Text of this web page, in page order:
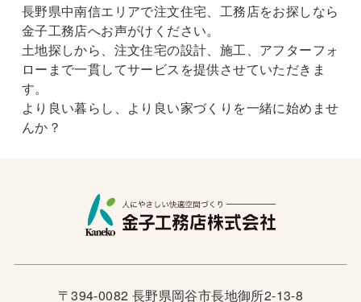
長野県中南信エリアで注文住宅、工務店をお探しなら
金子工務店へお声がけください。
土地探しから、注文住宅の設計、施工、アフターフォ
ローまで一貫してサービスを提供させていただきま
す。
より良い暮らし、より良い家づくりを一緒に始めませ
んか？
〒394-0082 長野県岡谷市長地御所2-13-8